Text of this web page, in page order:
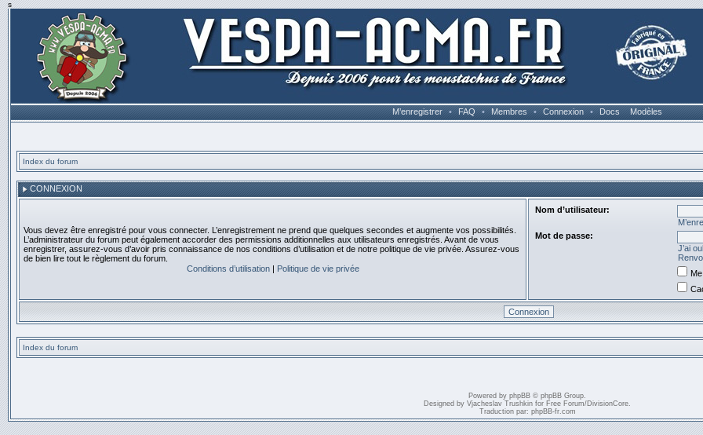
s
M’enregistrer • FAQ • Membres • Connexion • Docs Modèles
Index du forum
CONNEXION
Vous devez être enregistré pour vous connecter. L’enregistrement ne prend que quelques secondes et augmente vos possibilités.
L’administrateur du forum peut également accorder des permissions additionnelles aux utilisateurs enregistrés. Avant de vous
enregistrer, assurez-vous d’avoir pris connaissance de nos conditions d’utilisation et de notre politique de vie privée. Assurez-vous
de bien lire tout le règlement du forum.
Conditions d’utilisation| Politique de vie privée
Nom d’utilisateur:
Mot de passe:
J’ai
Index du forum
Powered by phpBB © phpBB Group.
Designed by Vjacheslav Trushkin for Free Forum/DivisionCore.
Traduction par: phpBB-fr.com